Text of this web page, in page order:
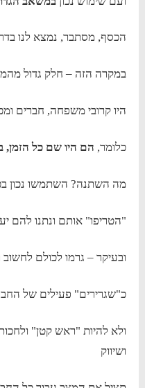
הכסף, מסתבר, נמצא לנו
במקרה הזה – חלק גדול
היו קרובי משפחה, חברים
כלומר, הם היו שם כל
מה השתנה? השתמשו נכון
"הטריפו" אותם ונתנו להם
ובעיקר – גרמו לכולם לחשוב
כ"שגרירים" פעילים של
ולא להיות "ראש קטן"
ושיווק